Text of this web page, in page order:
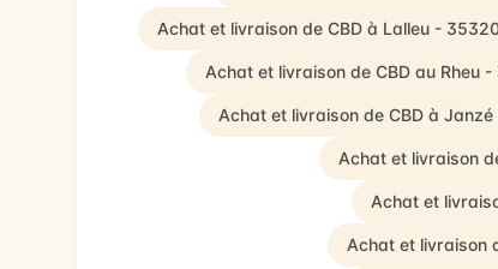
Achat et livraison de CBD à Lalleu -
Achat et livraison de CBD au Rheu
Achat et livraison de CBD à
Achat et livraison
Achat et
Achat et livraison